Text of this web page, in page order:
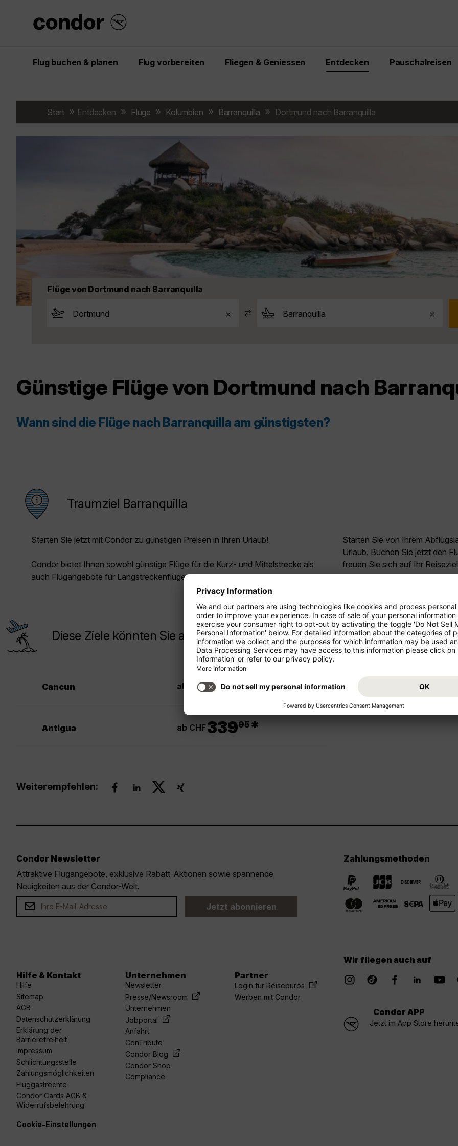
Flug buchen & planen Flug vorbereiten Fliegen & Geniessen Entdecken Pauschalreisen
Start Entdecken Flüge Kolumbien Barranquilla Dortmund nach Barranquilla
Flüge von Dortmund nach Barranquilla
Günstige Flüge von Dortmund nach
Wann sind die Flüge nach Barranquilla am günstigsten?
Traumziel Barranquilla
Starten Sie jetzt mit Condor zu günstigen Preisen in Ihren Urlaub!
Condor bietet Ihnen sowohl günstige Flüge für die Kurz- und Mittelstrecke als
auch Flugangebote für Langstreckenflüge.
Starten Sie von Ihrem
Urlaub. Buchen Sie jetzt den
freuen Sie sich auf Ihr
Diese Ziele könnten Sie auch interessieren
Cancun ab CHF30995* Los Cabos/San Jose del
Antigua ab CHF339.
95 *
Weiterempfehlen:
Condor Newsletter
Attraktive Flugangebote, exklusive Rabatt-Aktionen sowie spannende
Neuigkeiten aus der Condor-Welt.
Jetzt abonnieren
Zahlungsmethoden
Hilfe & Kontakt
Hilfe
Sitemap
AGB
Datenschutzerklärung
Erklärung der
Barrierefreiheit
Impressum
Schlichtungsstelle
Zahlungsmöglichkeiten
Fluggastrechte
Condor Cards AGB &
Widerrufsbelehrung
Unternehmen
Newsletter
Presse/Newsroom
Unternehmen
Jobportal
Anfahrt
ConTribute
Condor Blog
Condor Shop
Compliance
Partner
Login für Reisebüros
Werben mit Condor
Wir fliegen auch auf
Condor APP
Jetzt im App Store
Cookie-Einstellungen